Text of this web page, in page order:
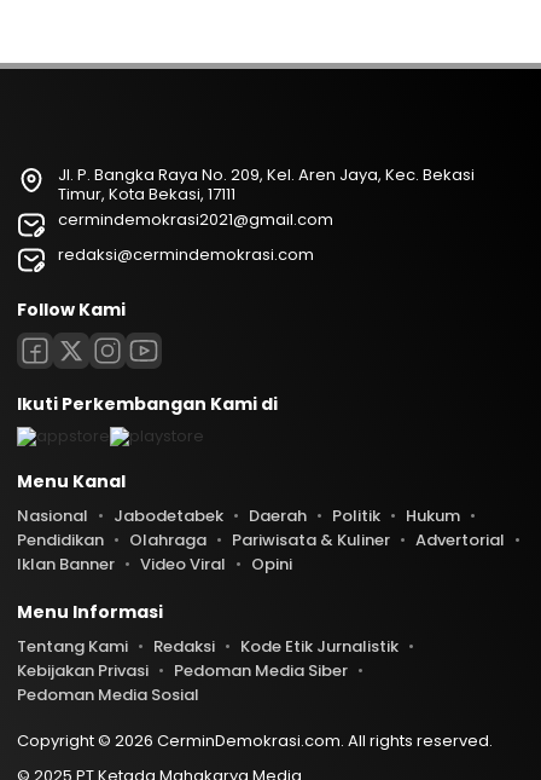
Jl. P. Bangka Raya No. 209, Kel. Aren Jaya, Kec. Bekasi
Timur, Kota Bekasi, 17111
cermindemokrasi2021@gmail.com
redaksi@cermindemokrasi.com
Follow Kami
Ikuti Perkembangan Kami di
Menu Kanal
Nasional Jabodetabek Daerah Politik
Hukum
Pendidikan
Olahraga Pariwisata & Kuliner
Advertorial
Iklan Banner
Video Viral Opini
Menu Informasi
Tentang Kami Redaksi
Kode Etik Jurnalistik
Kebijakan Privasi
Pedoman Media Siber
Pedoman Media Sosial
Copyright © 2026 CerminDemokrasi.com. All rights reserved.